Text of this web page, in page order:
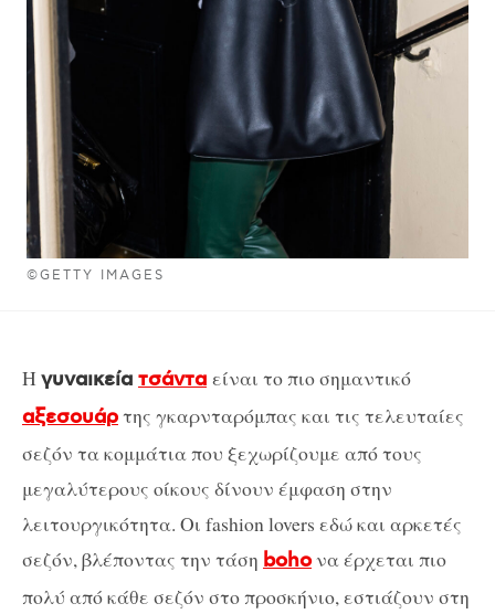
©GETTY IMAGES
Η γυναικεία τσάντα είναι το πιο σημαντικό
αξεσουάρτης γκαρνταρόμπας και τις τελευταίες
σεζόν τα κομμάτια που ξεχωρίζουμε από τους
μεγαλύτερους οίκους δίνουν έμφαση στην
λειτουργικότητα. Οι fashion lovers εδώ και αρκετές
σεζόν, βλέποντας την τάση bohoνα έρχεται πιο
πολύ από κάθε σεζόν στο προσκήνιο, εστιάζουν στη